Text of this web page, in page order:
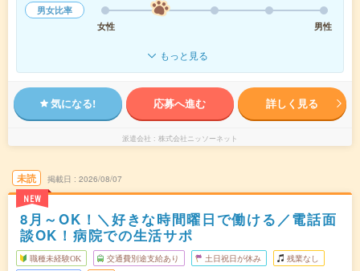
男女比率
女性
男性
もっと見る
気になる! 応募へ進む 詳しく見る
派遣会社 株式会社ニッソーネット
未読
NEW
掲載日 2026/08/07
8月～OK！＼好きな時間曜日で働ける／電話面
談OK！病院での生活サポ
職種未経験OK 交通費別途支給あり 土日祝日が休み 残業なし